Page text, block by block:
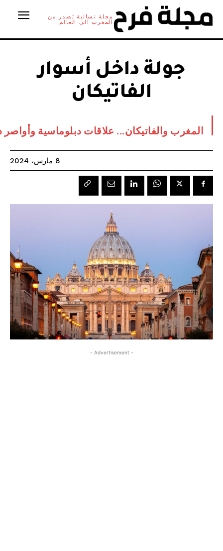
مجلة نسائية تصدر من
المغرب الى العالم
جولة داخل أسوار
الفاتيكان
المغرب والفاتيكان... علاقات دبلوماسية وأواصر
8 مارس، 2024
- Advertisement -